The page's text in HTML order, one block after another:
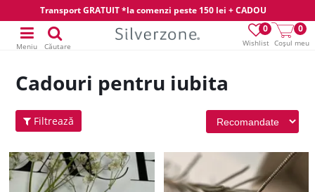
Transport GRATUIT *la comenzi peste 150 lei + CADOU
Wishlist
0
Coșul meu
0
Meniu Căutare
Cadouri pentru iubita
Filtrează